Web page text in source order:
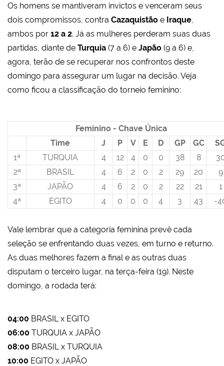
Os homens se mantiveram invictos e venceram seus
dois compromissos, contra Cazaquistão e Iraque
ambos por 12 a 2. Já as mulheres perderam suas duas
partidas, diante de Turquia (7 a 6) e Japão (9 a 6) e,
agora, terão de se recuperar nos confrontos deste
domingo para assegurar um lugar na decisão. Veja
como ficou a classificação do torneio feminino:
Feminino - Chave Única
Time
J P V E D GP GC
1ª
TURQUIA 4 12 4 0 0 38 8
2ª
BRASIL 4 6 2 0 2 29 20
9
3ª
JAPÃO 4 6 2 0 2 22 21
1
4ª
EGITO 4 0 0 0 4 3 43 -
Vale lembrar que a categoria feminina prevê cada
seleção se enfrentando duas vezes, em turno e returno.
As duas melhores fazem a final e as outras duas
disputam o terceiro lugar, na terça-feira (19). Neste
domingo, a rodada terá:
04:00 BRASIL x EGITO
06:00 TURQUIA x JAPÃO
08:00 BRASIL x TURQUIA
10:00 EGITO x JAPÃO